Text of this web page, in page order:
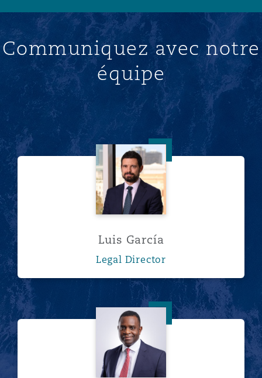
Communiquez avec notre
équipe
Luis García
Luis García
Legal Director
Peter Kasanda